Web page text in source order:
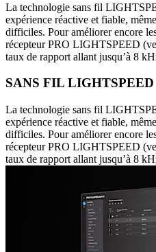
La technologie sans fil
expérience réactive et fiable,
difficiles. Pour améliorer encore
récepteur PRO LIGHTSPEED
taux de rapport allant jusqu’à 8
SANS FIL LIGHTSPEED
La technologie sans fil
expérience réactive et fiable,
difficiles. Pour améliorer encore
récepteur PRO LIGHTSPEED
taux de rapport allant jusqu’à 8